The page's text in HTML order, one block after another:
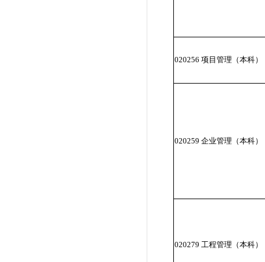
020256 项目管理（本科）
020259 企业管理（本科）
020279 工程管理（本科）